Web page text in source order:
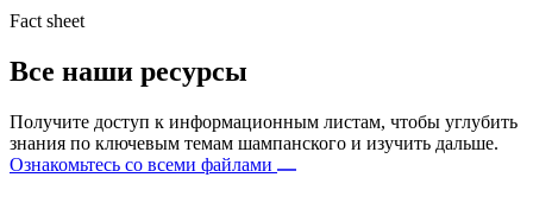
Fact sheet
Все наши ресурсы
Получите доступ к информационным листам, чтобы углубить
знания по ключевым темам шампанского и изучить дальше.
Ознакомьтесь со всеми файлами